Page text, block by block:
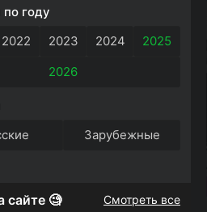
году
2022 2023 2024
2025
2026
Зарубежные
сайте 🧐 Смотреть все